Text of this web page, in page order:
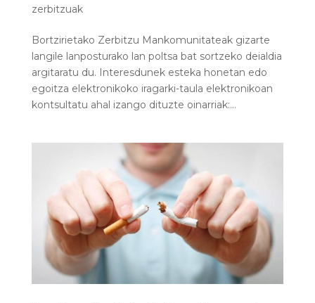
zerbitzuak
Bortzirietako Zerbitzu Mankomunitateak gizarte
langile lanposturako lan poltsa bat sortzeko deialdia
argitaratu du. Interesdunek esteka honetan edo
egoitza elektronikoko iragarki-taula elektronikoan
kontsultatu ahal izango dituzte oinarriak:...